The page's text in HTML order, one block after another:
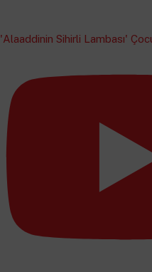
'Alaaddinin Sihirli Lambası'